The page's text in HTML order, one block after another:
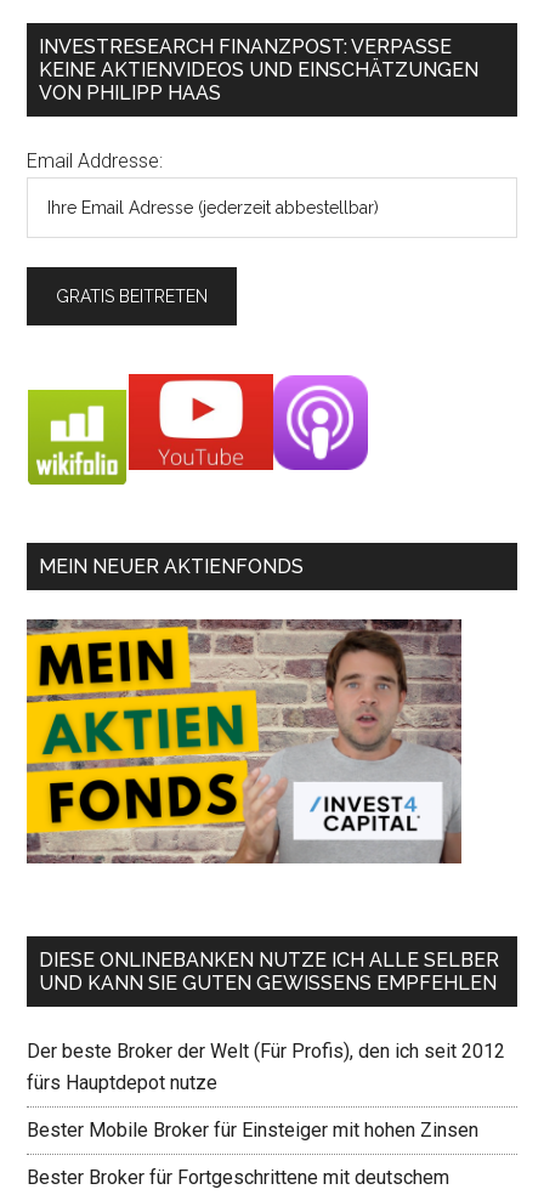
INVESTRESEARCH FINANZPOST: VERPASSE
KEINE AKTIENVIDEOS UND EINSCHÄTZUNGEN
VON PHILIPP HAAS
Email Addresse:
MEIN NEUER AKTIENFONDS
DIESE ONLINEBANKEN NUTZE ICH ALLE SELBER
UND KANN SIE GUTEN GEWISSENS EMPFEHLEN
Der beste Broker der Welt (Für Profis), den ich seit 2012
fürs Hauptdepot nutze
Bester Mobile Broker für Einsteiger mit hohen Zinsen
Bester Broker für Fortgeschrittene mit deutschem